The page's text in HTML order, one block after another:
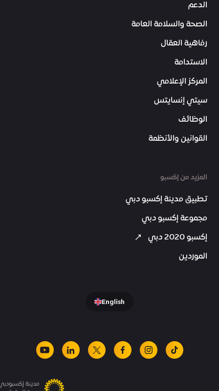
الدعم
الصحة والسلامة العامة
رفاهية العمّال
الاستدامة
المركز الإعلامي
سيتي إنسايتس
الوظائف
القوانين والأنظمة
المزيد من إكسبو
تطبيق مدينة إكسبو دبي
مجموعة إكسبو دبي
إكسبو 2020 دبي
الموردين
English
tiktok
instagram
facebook
x
linkedin
youtube
مدينة